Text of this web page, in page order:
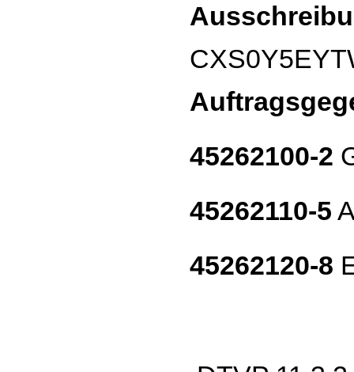
45262100-2
45262110-5
45262120-8